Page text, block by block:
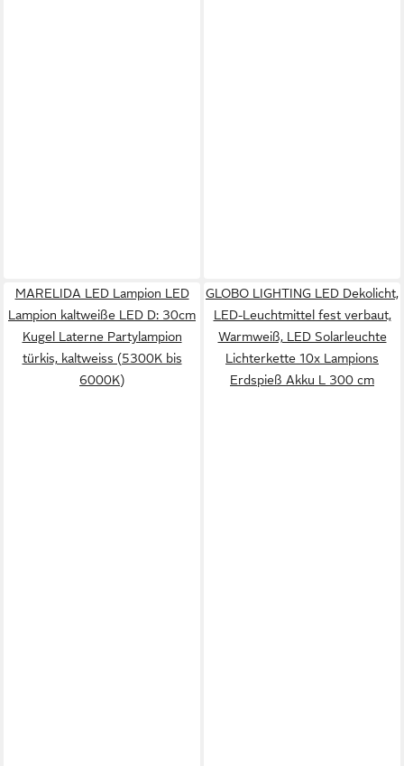
MARELIDA LED Lampion LED
Lampion kaltweiße LED D: 30cm
Kugel Laterne Partylampion
türkis, kaltweiss (5300K bis
6000K)
GLOBO LIGHTING LED Dekolicht,
LED-Leuchtmittel fest verbaut,
Warmweiß, LED Solarleuchte
Lichterkette 10x Lampions
Erdspieß Akku L 300 cm